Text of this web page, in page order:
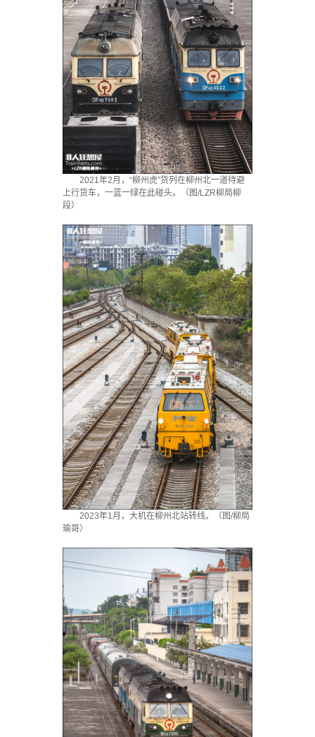
2021年2月，“柳州虎”货列在柳州北一道待避
上行货车，一蓝一绿在此碰头。（图/LZR柳局柳
段）
2023年1月，大机在柳州北站转线。（图/柳局
瑜哥）